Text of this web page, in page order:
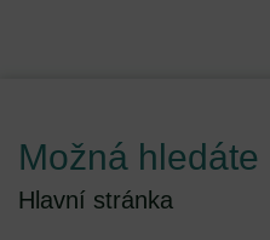
Možná hledáte
Hlavní stránka